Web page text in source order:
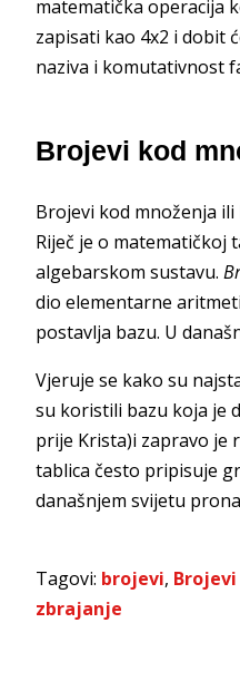
matematička operacija
zapisati kao 4x2 i dobit
naziva i komutativnost
Brojevi kod
Brojevi kod množenja ili
Riječ je o matematičkoj
algebarskom sustavu.
dio elementarne
postavlja bazu. U
Vjeruje se kako su
su koristili bazu koja je
prije Krista)i zapravo je
tablica često pripisuje
današnjem svijetu
Tagovi: brojevi,
zbrajanje